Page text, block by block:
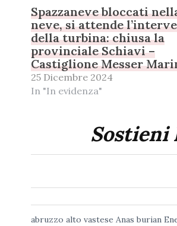
Spazzaneve bloccati
neve, si attende
della turbina: chiusa la
provinciale Schiavi –
Castiglione Messer
25 Dicembre 2024
In "In evidenza"
Sostieni
abruzzo alto vastese Anas burian